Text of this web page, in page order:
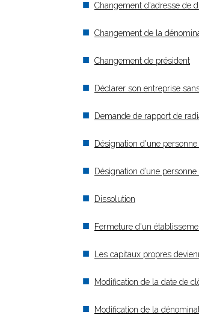
Changement d'adresse de
Changement de la
Changement de président
Déclarer son entreprise
Demande de rapport de
Désignation d'une
Désignation d’une
Dissolution
Fermeture d'un
Les capitaux propres
Modification de la date de
Modification de la